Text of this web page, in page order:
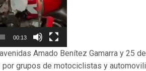
00:13
Amado Benítez Gamarra y 25
grupos de motociclistas y